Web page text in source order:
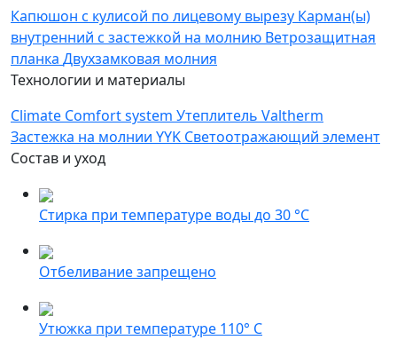
Капюшон с кулисой по лицевому вырезу Карман(ы)
внутренний с застежкой на молнию Ветрозащитная
планка Двухзамковая молния
Технологии и материалы
Climate Comfort system Утеплитель Valtherm
Застежка на молнии YYK Светоотражающий элемент
Состав и уход
Стирка при температуре воды до 30 °C
Отбеливание запрещено
Утюжка при температуре 110° С